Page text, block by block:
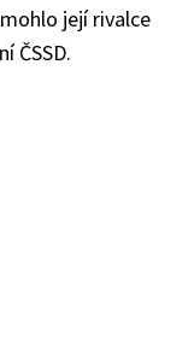
její rivalce
ČSSD.